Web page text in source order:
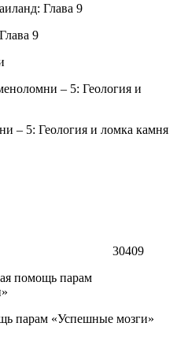
9
– 5: Геология и ломка камня
30409
парам «Успешные мозги»